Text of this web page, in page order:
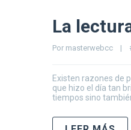
La
Por masterwebcc |
Existen razones de
que hizo el día tan
tiempos sino